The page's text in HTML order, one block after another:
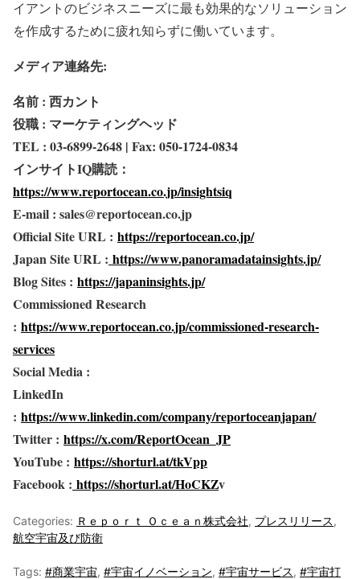
イアントのビジネスニーズに最も効果的なソリューション
を作成するために疲れ知らずに働いています。
メディア連絡先:
名前 : 西カント
役職 : マーケティングヘッド
TEL : 03-6899-2648 | Fax: 050-1724-0834
インサイトIQ購読：
https://www.reportocean.co.jp/insightsiq
E-mail : sales@reportocean.co.jp
Official Site URL : https://reportocean.co.jp/
Japan Site URL : https://www.panoramadatainsights.jp/
Blog Sites : https://japaninsights.jp/
Commissioned Research
: https://www.reportocean.co.jp/commissioned-research-
services
Social Media :
LinkedIn
: https://www.linkedin.com/company/reportoceanjapan/
Twitter : https://x.com/ReportOcean_JP
YouTube : https://shorturl.at/tkVpp
Facebook : https://shorturl.at/HoCKZv
Categories: Ｒｅｐｏｒｔ Ｏｃｅａｎ株式会社, プレスリリース,
航空宇宙及び防衛
Tags: #商業宇宙, #宇宙イノベーション, #宇宙サービス, #宇宙打